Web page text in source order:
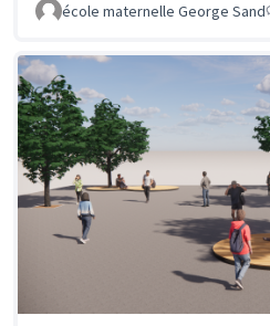
école maternelle George Sand